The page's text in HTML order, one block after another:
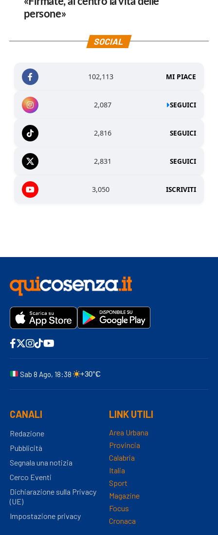
persone»
SOCIAL
102,113 MI PIACE
2,087 SEGUICI
2,816 SEGUICI
2,831 SEGUICI
3,050 ISCRIVITI
Sab 8 Ago, 18:38 +30°C
CANALI
Redazione
Pubblicità
Segnala una notizia
Cerco Eventi
Dichiarazione sulla Privacy
(UE)
Impostazione privacy
LINK UTILI
Area Urbana
Provincia
Calabria
Italia
Sport
Magazine
Focus
Cronaca